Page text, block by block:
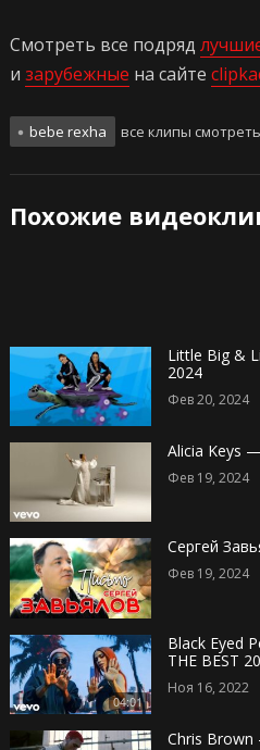
Смотреть все подряд
и зарубежные на сайте
bebe rexha все клипы смотреть
Похожие
Little Big &
2024
Фев 20, 2024
Alicia Keys
Фев 19, 2024
Сергей
Фев 19, 2024
04:01
Black Eyed
THE BEST
Ноя 16, 2022
Chris